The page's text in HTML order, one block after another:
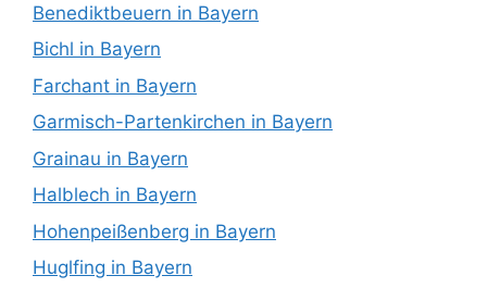
Benediktbeuern in Bayern
Bichl in Bayern
Farchant in Bayern
Garmisch-Partenkirchen in Bayern
Grainau in Bayern
Halblech in Bayern
Hohenpeißenberg in Bayern
Huglfing in Bayern